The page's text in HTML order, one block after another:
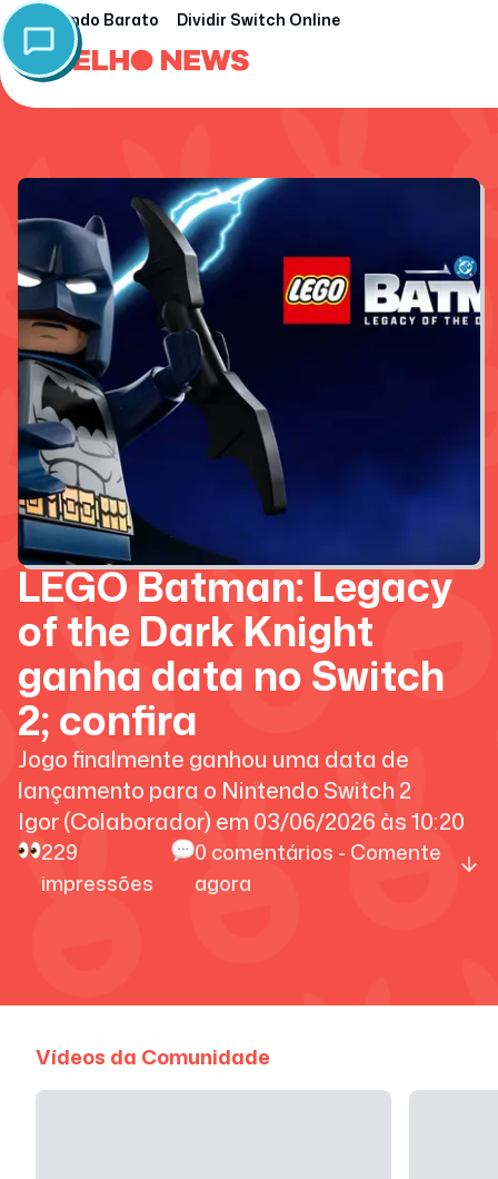
Nintendo Barato Dividir Switch Online
LEGO Batman: Legacy
of the Dark Knight
ganha data no Switch
2; confira
Jogo finalmente ganhou uma data de
lançamento para o Nintendo Switch 2
Igor (Colaborador) em 03/06/2026 às10:20
229
impressões
0 comentários - Comente
agora
Vídeos da Comunidade